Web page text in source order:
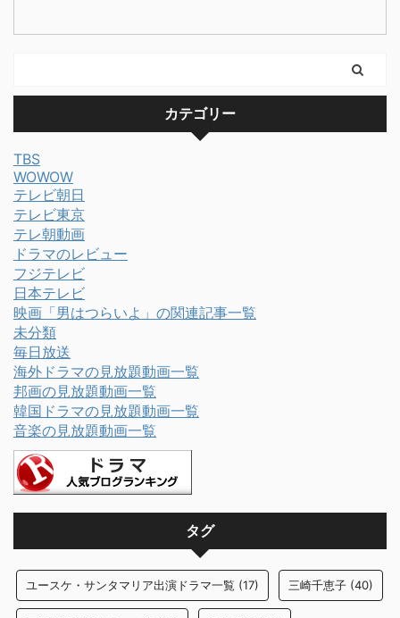
カテゴリー
TBS
WOWOW
テレビ朝日
テレビ東京
テレ朝動画
ドラマのレビュー
フジテレビ
日本テレビ
映画「男はつらいよ」の関連記事一覧
未分類
毎日放送
海外ドラマの見放題動画一覧
邦画の見放題動画一覧
韓国ドラマの見放題動画一覧
音楽の見放題動画一覧
タグ
ユースケ・サンタマリア出演ドラマ一覧 (17) 三崎千恵子 (40)